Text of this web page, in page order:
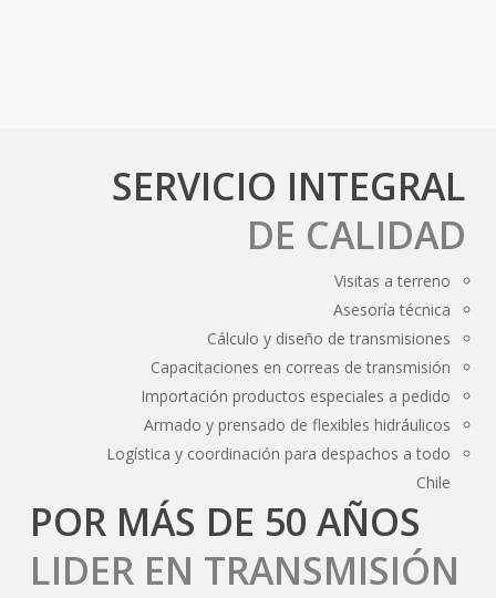
SERVICIO INTEGRAL
DE CALIDAD
Visitas a terreno
Asesoría técnica
Cálculo y diseño de transmisiones
Capacitaciones en correas de transmisión
Importación productos especiales a pedido
Armado y prensado de flexibles hidráulicos
Logística y coordinación para despachos a todo
Chile
POR MÁS DE 50 AÑOS
LIDER EN TRANSMISIÓN